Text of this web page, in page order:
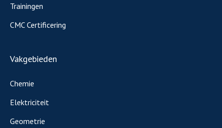
Trainingen
CMC Certificering
Vakgebieden
Chemie
Elektriciteit
Geometrie